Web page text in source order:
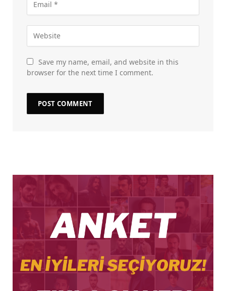
Save my name, email, and website in this
browser for the next time I comment.